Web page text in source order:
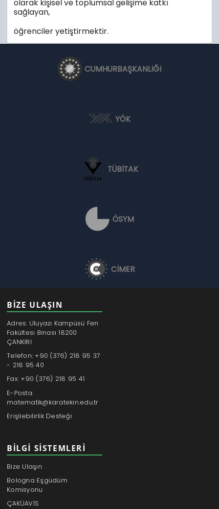
olarak kişisel ve toplumsal gelişime katkı
sağlayan,
öğrenciler yetiştirmektir.
CUMHURBAŞKANLIĞI
YÖK
TÜBİTAK
ÖSYM
CİMER
BİZE ULAŞIN
Adres: Uluyazı Kampüsü Fen
Fakültesi Binası 18200
ÇANKIRI
Telefon: +90 (376) 218 95 37
- 218 95 40
Fax: +90 (376) 218 95 41
E-Posta:
matematik@karatekin.edu.tr
Erişilebilirlik Desteği
BILGI SISTEMLERI
Bize Ulaşın
Bologna Eşgüdüm
Komisyonu
ÇAKÜAVİS